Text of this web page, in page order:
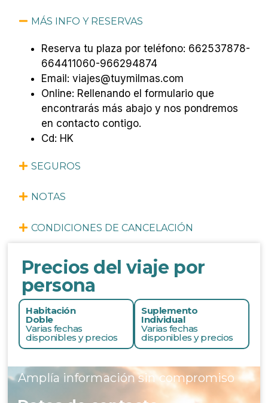
MÁS INFO Y RESERVAS
Reserva tu plaza por teléfono: 662537878-
664411060-966294874
Email: viajes@tuymilmas.com
Online: Rellenando el formulario que
encontrarás más abajo y nos pondremos
en contacto contigo.
Cd: HK
SEGUROS
NOTAS
CONDICIONES DE CANCELACIÓN
Precios del viaje por
persona
Habitación
Doble
Varias fechas
disponibles y precios
Suplemento
Individual
Varias fechas
disponibles y precios
Amplía información sin compromiso